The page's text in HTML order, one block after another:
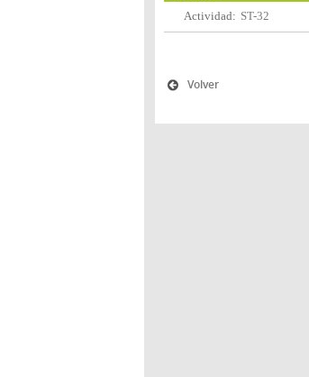
Actividad: ST-32
Volver